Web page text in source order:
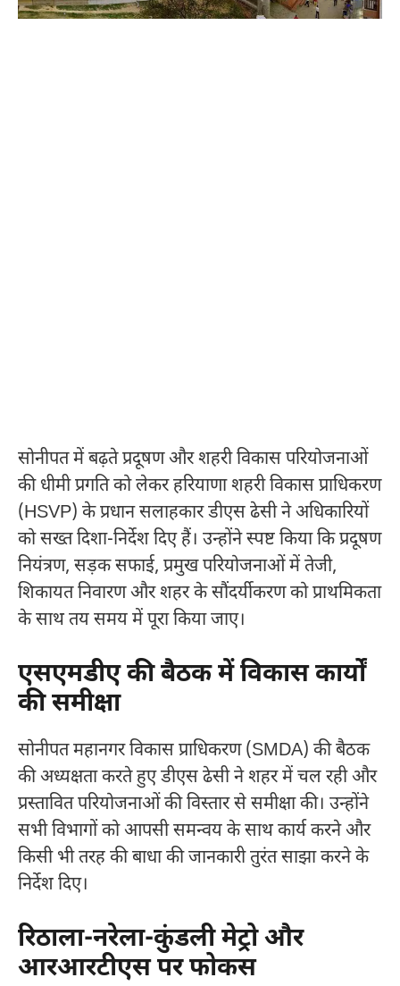
सोनीपत में बढ़ते प्रदूषण और शहरी विकास परियोजनाओं
की धीमी प्रगति को लेकर हरियाणा शहरी विकास प्राधिकरण
(HSVP) के प्रधान सलाहकार डीएस ढेसी ने अधिकारियों
को सख्त दिशा-निर्देश दिए हैं। उन्होंने स्पष्ट किया कि प्रदूषण
नियंत्रण, सड़क सफाई, प्रमुख परियोजनाओं में तेजी,
शिकायत निवारण और शहर के सौंदर्यीकरण को प्राथमिकता
के साथ तय समय में पूरा किया जाए।
एसएमडीए की बैठक में विकास कार्यों
की समीक्षा
सोनीपत महानगर विकास प्राधिकरण (SMDA) की बैठक
की अध्यक्षता करते हुए डीएस ढेसी ने शहर में चल रही और
प्रस्तावित परियोजनाओं की विस्तार से समीक्षा की। उन्होंने
सभी विभागों को आपसी समन्वय के साथ कार्य करने और
किसी भी तरह की बाधा की जानकारी तुरंत साझा करने के
निर्देश दिए।
रिठाला-नरेला-कुंडली मेट्रो और
आरआरटीएस पर फोकस